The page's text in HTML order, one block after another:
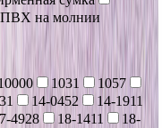
на молнии
1031
1057
14-0452
14-1911
4928 18-1411
18-